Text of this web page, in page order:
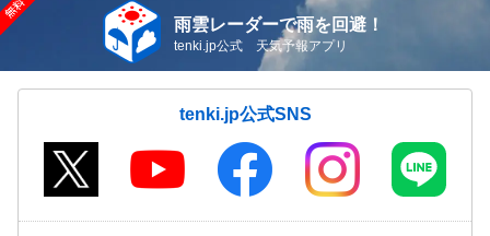
雨雲レーダーで雨を回避！
tenki.jp公式 天気予報アプリ
tenki.jp公式SNS